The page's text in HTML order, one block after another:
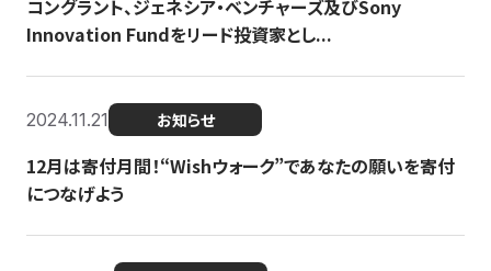
コングラント、ジェネシア・ベンチャーズ及びSony
Innovation Fundをリード投資家とし...
2024.11.21 お知らせ
12月は寄付月間！“Wishウォーク”であなたの願いを寄付
につなげよう